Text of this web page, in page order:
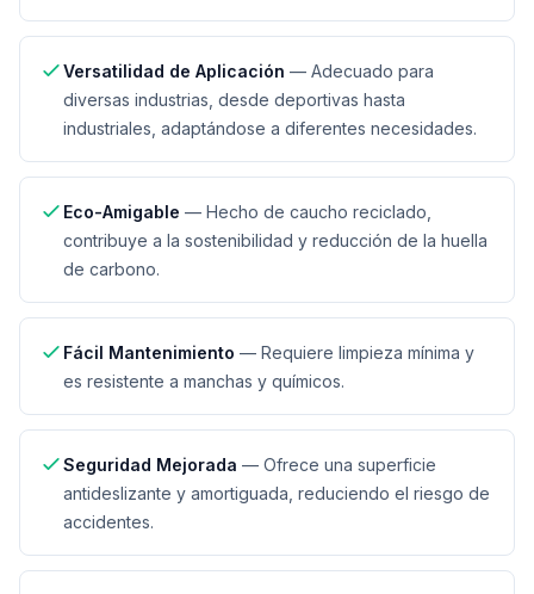
Versatilidad de Aplicación — Adecuado para
diversas industrias, desde deportivas hasta
industriales, adaptándose a diferentes necesidades.
Eco-Amigable — Hecho de caucho reciclado,
contribuye a la sostenibilidad y reducción de la huella
de carbono.
Fácil Mantenimiento — Requiere limpieza mínima y
es resistente a manchas y químicos.
Seguridad Mejorada — Ofrece una superficie
antideslizante y amortiguada, reduciendo el riesgo de
accidentes.